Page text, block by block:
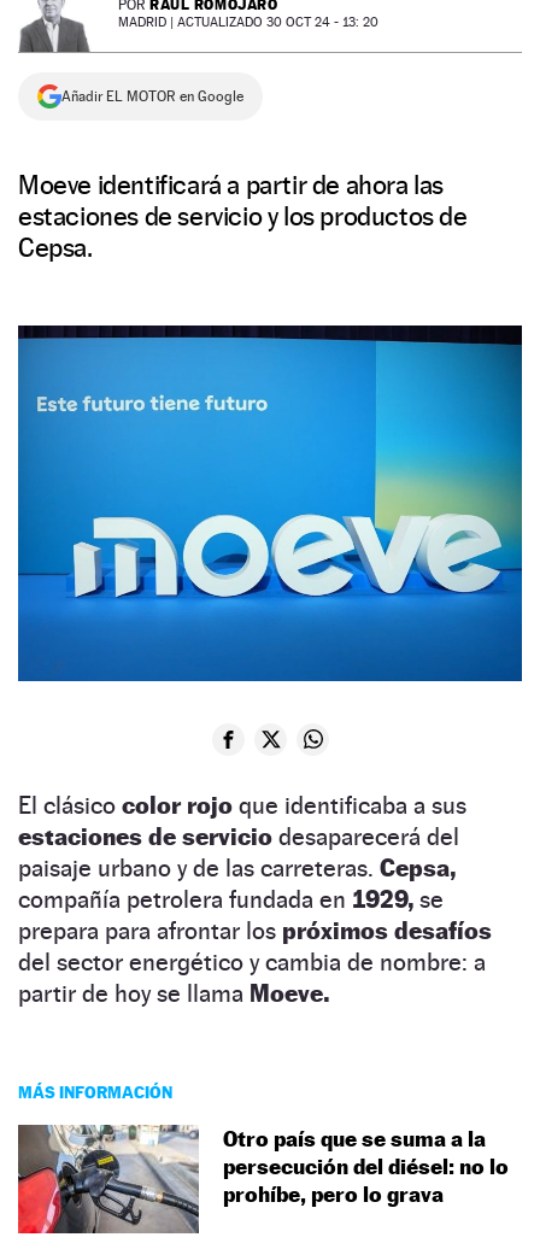
NEWSLETTER
SÍGUENOS
POR RAÚL ROMOJARO
MADRID | ACTUALIZADO 30 OCT 24 - 13: 20
Añadir EL MOTOR en Google
Moeve identificará a partir de ahora las
estaciones de servicio y los productos de
Cepsa.
El clásico color rojo que identificaba a sus
estaciones de servicio desaparecerá del
paisaje urbano y de las carreteras. Cepsa,
compañía petrolera fundada en 1929, se
prepara para afrontar los próximos desafíos
del sector energético y cambia de nombre: a
partir de hoy se llama Moeve.
MÁS INFORMACIÓN
Otro país que se suma a la
persecución del diésel: no lo
prohíbe, pero lo grava